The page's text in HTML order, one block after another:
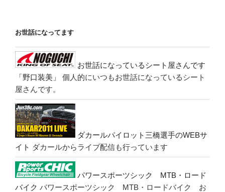
お世話になってます
お世話になっているシート屋さんです
「野口装美」
個人的にいつもお世話になっているシート
屋さんです。
ダカールパイロット三橋選手のWEBサ
イト ダカールからライブ配信も行っています
パワースポーツシック MTB・ロード
バイク パワースポーツシック MTB・ロードバイク お